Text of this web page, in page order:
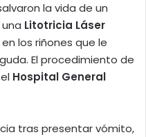
la vida de un
Litotricia Láser
los riñones que le
El procedimiento de
Hospital General
tras presentar vómito,